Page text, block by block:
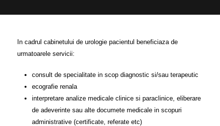
In cadrul cabinetului de urologie pacientul beneficiaza de
urmatoarele servicii:
consult de specialitate in scop diagnostic si/sau terapeutic
ecografie renala
interpretare analize medicale clinice si paraclinice, eliberare
de adeverinte sau alte documete medicale in scopuri
administrative (certificate, referate etc)